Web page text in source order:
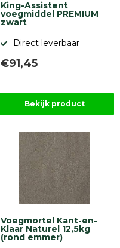
King-Assistent
voegmiddel PREMIUM
zwart
Direct leverbaar
€91,45
Bekijk product
Voegmortel Kant-en-
Klaar Naturel 12,5kg
(rond emmer)